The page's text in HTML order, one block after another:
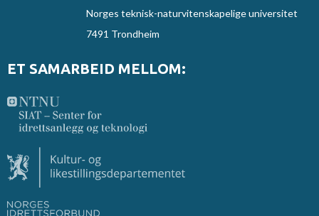
Norges teknisk-naturvitenskapelige universitet
7491 Trondheim
ET SAMARBEID MELLOM: